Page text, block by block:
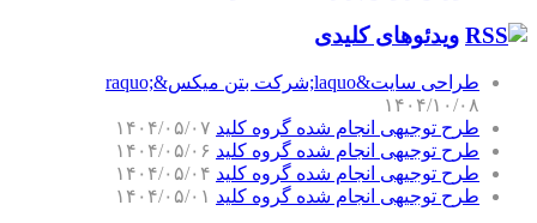
ویدئوهای کلیدی
طراحی سایت&laquo;شرکت بتن میکس&raquo;
۱۴۰۴/۱۰/۰۸
طرح توجیهی انجام شده گروه کلید ۱۴۰۴/۰۵/۰۷
طرح توجیهی انجام شده گروه کلید ۱۴۰۴/۰۵/۰۶
طرح توجیهی انجام شده گروه کلید ۱۴۰۴/۰۵/۰۴
طرح توجیهی انجام شده گروه کلید ۱۴۰۴/۰۵/۰۱